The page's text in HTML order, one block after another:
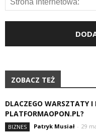
ZOBACZ TEŻ
DLACZEGO WARSZTATY
PLATFORMAOPON.PL?
BIZNES Patryk Musiał - 29